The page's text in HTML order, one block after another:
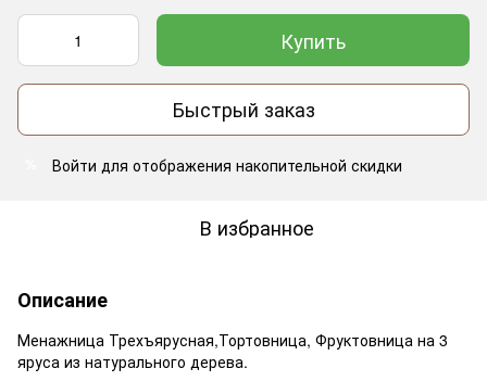
Купить
Быстрый заказ
Войти для отображения накопительной скидки
В избранное
Описание
Менажница Трехъярусная,Тортовница, Фруктовница на 3
яруса из натурального дерева.